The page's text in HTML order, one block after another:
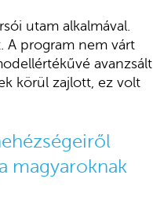
utam alkalmával.
A program nem várt
avanzsált
körül zajlott, ez volt
magyaroknak